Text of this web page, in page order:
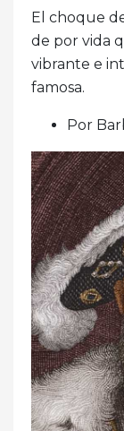
El choque
de por vida
vibrante e
famosa.
Por